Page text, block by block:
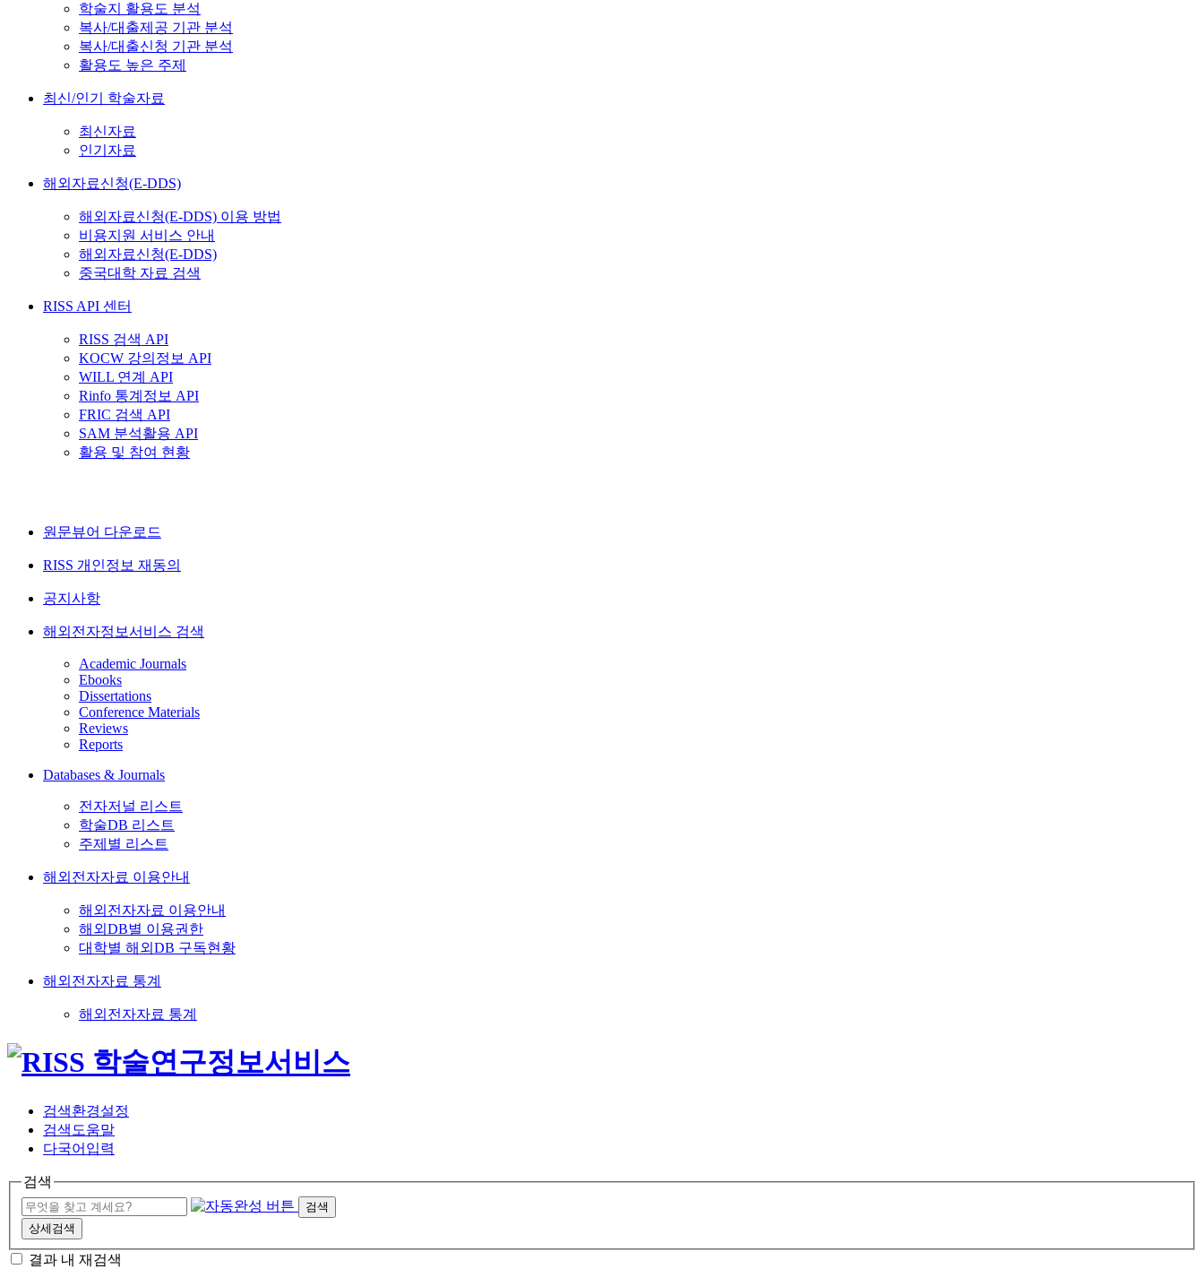
학술지 활용도 분석
복사/대출제공 기관 분석
복사/대출신청 기관 분석
활용도 높은 주제
최신/인기 학술자료
최신자료
인기자료
해외자료신청(E-DDS)
해외자료신청(E-DDS) 이용 방법
비용지원 서비스 안내
해외자료신청(E-DDS)
중국대학 자료 검색
RISS API 센터
RISS 검색 API
KOCW 강의정보 API
WILL 연계 API
Rinfo 통계정보 API
FRIC 검색 API
SAM 분석활용 API
활용 및 참여 현황
원문뷰어 다운로드
RISS 개인정보 재동의
공지사항
해외전자정보서비스 검색
Academic Journals
Ebooks
Dissertations
Conference Materials
Reviews
Reports
Databases & Journals
전자저널 리스트
학술DB 리스트
주제별 리스트
해외전자자료 이용안내
해외전자자료 이용안내
해외DB별 이용권한
대학별 해외DB 구독현황
해외전자자료 통계
해외전자자료 통계
검색환경설정
검색도움말
다국어입력
검색
검색
상세검색
결과 내 재검색